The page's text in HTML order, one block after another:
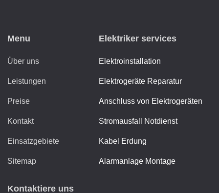
Menu
Über uns
Leistungen
Preise
Kontakt
Einsatzgebiete
Sitemap
Elektriker services
Elektroinstallation
Elektrogeräte Reparatur
Anschluss von Elektrogeräten
Stromausfall Notdienst
Kabel Erdung
Alarmanlage Montage
Kontaktiere uns